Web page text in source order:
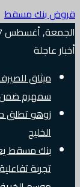
قروض بنك مسقط
الجمعة, أغسطس 7 2026
أخبار عاجلة
ميثاق
سمهرم ضمن
الخليج
بنك مسقط
تجربة